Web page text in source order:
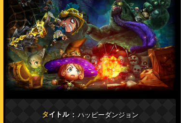
タイトル ハッピーダンジョン